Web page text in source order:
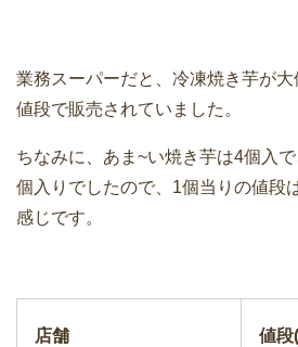
業務スーパーだと、冷凍焼き芋が
値段で販売されていました。
ちなみに、あま~い焼き芋は4個入
個入りでしたので、1個当りの値段
感じです。
店舗 値段